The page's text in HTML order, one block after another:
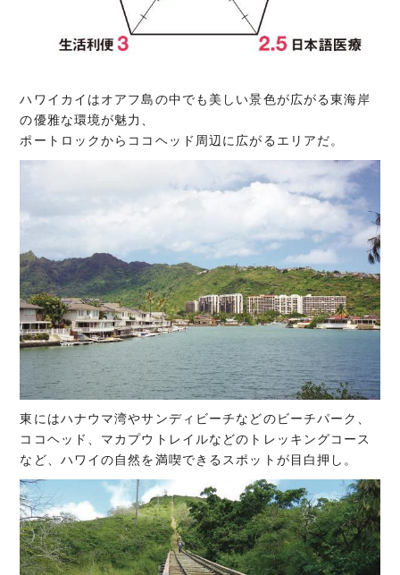
ハワイカイはオアフ島の中でも美しい景色が広がる東海岸
の優雅な環境が魅力、
ポートロックからココヘッド周辺に広がるエリアだ。
東にはハナウマ湾やサンディビーチなどのビーチパーク、
ココヘッド、マカプウトレイルなどのトレッキングコース
など、ハワイの自然を満喫できるスポットが目白押し。